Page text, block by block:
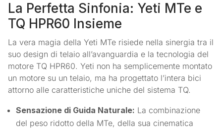
La Perfetta Sinfonia: Yeti MTe e
TQ HPR60 Insieme
La vera magia della Yeti MTe risiede nella sinergia tra il
suo design di telaio all’avanguardia e la tecnologia del
motore TQ HPR60. Yeti non ha semplicemente montato
un motore su un telaio, ma ha progettato l’intera bici
attorno alle caratteristiche uniche del sistema TQ.
Sensazione di Guida Naturale: La combinazione
del peso ridotto della MTe, della sua cinematica